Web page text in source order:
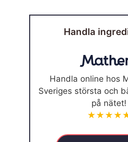
Handla
Handla online hos
Sveriges största och
på nätet!